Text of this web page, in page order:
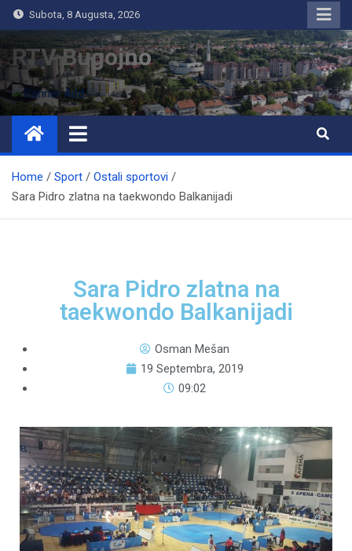
Subota, 8 Augusta, 2026
RTV Bugojno
Home Sport
Ostali sportovi
Sara Pidro zlatna na taekwondo Balkanijadi
Sara Pidro zlatna na
taekwondo Balkanijadi
Osman Mešan
19 Septembra, 2019
09:02